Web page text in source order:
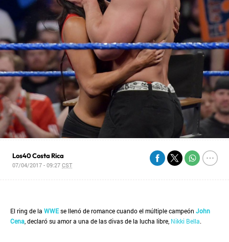
Los40 Costa Rica
07/04/2017 - 09:27CST
El ring de la WWEse llenó de romance cuando el múltiple campeón John
Cena , declaró su amor a una de las divas de la lucha libre, Nikki Bella.